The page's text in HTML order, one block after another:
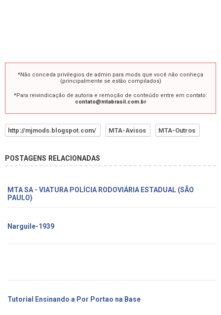
*Não conceda privilegios de admin para mods que você não conheça
(principalmente se estão compilados)
*Para reivindicação de autoria e remoção de conteúdo entre em contato:
contato@mtabrasil.com.br
http://mjmods.blogspot.com/ MTA-Avisos MTA-Outros
POSTAGENS RELACIONADAS
MTA SA - VIATURA POLÍCIA RODOVIÁRIA ESTADUAL (SÃO
PAULO)
Narguile-1939
Tutorial Ensinando a Por Portao na Base